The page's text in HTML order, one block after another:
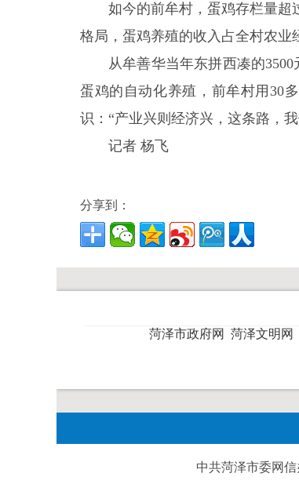
如今的前牟村，蛋鸡存栏量超
格局，蛋鸡养殖的收入占全村农业
从牟善华当年东拼西凑的
蛋鸡的自动化养殖，前牟村用30
识：“产业兴则经济兴，这条路，
记者 杨飞
分享到：
菏泽市政府网 菏泽文明网
中共菏泽市委网